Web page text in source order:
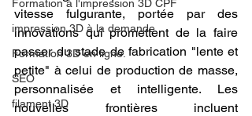
Formation à l'impression 3D CPF
impression 3D à la demande
Formation 3D en ligne.
SEO
filament 3D
vitesse fulgurante, portée par des
innovations qui promettent de la faire
passer du stade de fabrication "lente et
petite" à celui de production de masse,
personnalisée et intelligente. Les
nouvelles frontières incluent